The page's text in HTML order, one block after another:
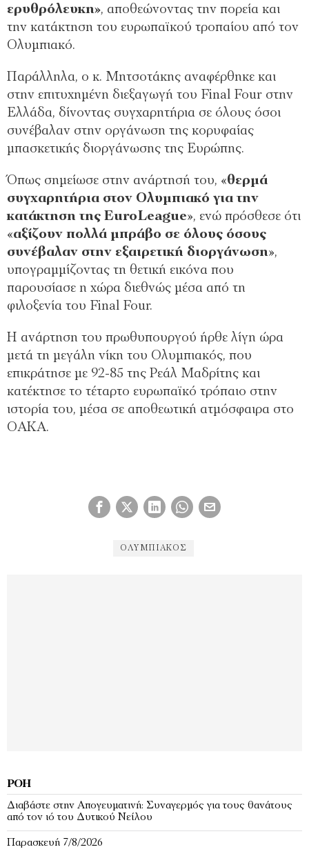
ερυθρόλευκη», αποθεώνοντας την πορεία και
την κατάκτηση του ευρωπαϊκού τροπαίου από τον
Ολυμπιακό.
Παράλληλα, ο κ. Μητσοτάκης αναφέρθηκε και
στην επιτυχημένη διεξαγωγή του Final Four στην
Ελλάδα, δίνοντας συγχαρητήρια σε όλους όσοι
συνέβαλαν στην οργάνωση της κορυφαίας
μπασκετικής διοργάνωσης της Ευρώπης.
Όπως σημείωσε στην ανάρτησή του, «θερμά
συγχαρητήρια στον Ολυμπιακό για την
κατάκτηση της EuroLeague», ενώ πρόσθεσε ότι
«αξίζουν πολλά μπράβο σε όλους όσους
συνέβαλαν στην εξαιρετική διοργάνωση»,
υπογραμμίζοντας τη θετική εικόνα που
παρουσίασε η χώρα διεθνώς μέσα από τη
φιλοξενία του Final Four.
Η ανάρτηση του πρωθυπουργού ήρθε λίγη ώρα
μετά τη μεγάλη νίκη του Ολυμπιακός, που
επικράτησε με 92-85 της Ρεάλ Μαδρίτης και
κατέκτησε το τέταρτο ευρωπαϊκό τρόπαιο στην
ιστορία του, μέσα σε αποθεωτική ατμόσφαιρα στο
ΟΑΚΑ.
ΟΛΥΜΠΙΑΚΌΣ
ΡΟΉ
Διαβάστε στην Απογευματινή: Συναγερμός για τους θανάτους
από τον ιό του Δυτικού Νείλου
Παρασκευή 7/8/2026